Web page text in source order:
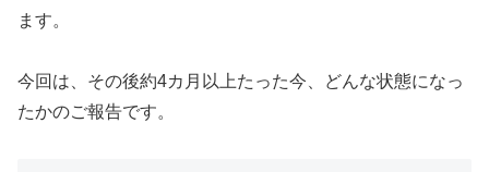
ます。
今回は、その後約4カ月以上たった今、どんな状態になっ
たかのご報告です。